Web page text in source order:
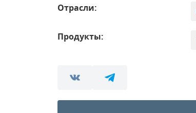
Отрасли:
Продукты: